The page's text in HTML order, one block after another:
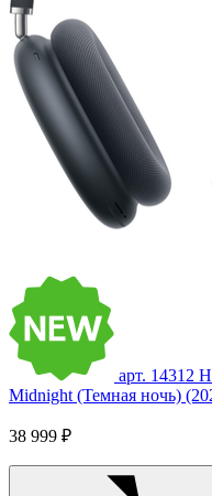
арт. 14312
Midnight (Темная ночь)
38 999 ₽